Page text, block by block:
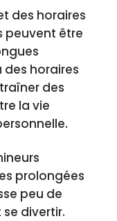
des horaires
peuvent être
horaires
des
la vie
prolongées
peu de
divertir.